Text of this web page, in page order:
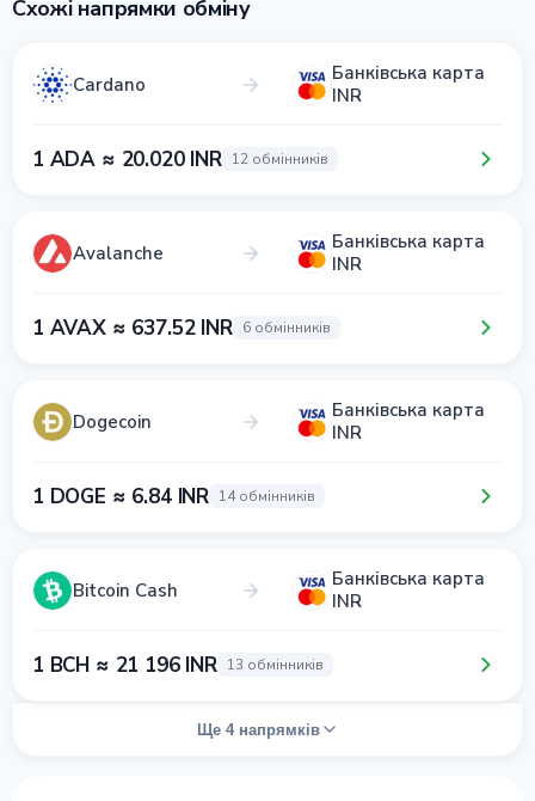
Схожі напрямки обміну
Cardano
Банківська карта
INR
1 ADA ≈ 20.020 INR 12 обмінників
Avalanche
Банківська карта
INR
1 AVAX ≈ 637.52 INR 6 обмінників
Dogecoin
Банківська карта
INR
1 DOGE ≈ 6.84 INR 14 обмінників
Bitcoin Cash
Банківська карта
INR
1 BCH ≈ 21 196 INR 13 обмінників
Ще 4 напрямків